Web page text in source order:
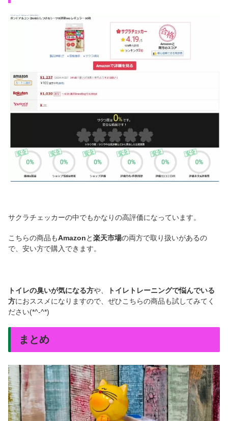
サクラチェッカーの中でもかなりの高評価になっています。
こちらの商品もAmazonと楽天市場の両方で取り扱いがあるの
で、安い方で購入できます。
トイレの臭いが気になる方や、
トイレトレーニングで悩んでいる
方におススメになりますので、ぜひこちらの商品も試してみてく
ださい(*^-^*)
まとめ